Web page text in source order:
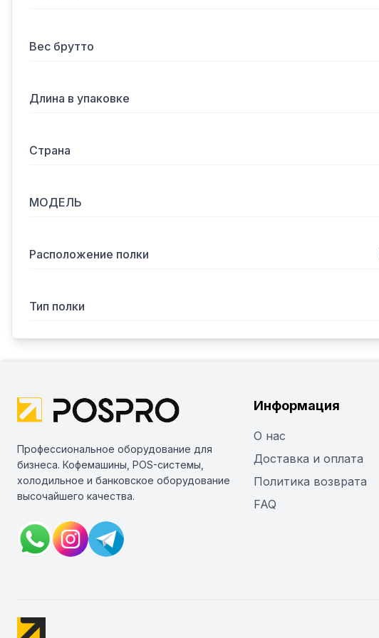
Вес брутто
Длина в упаковке
Страна
МОДЕЛЬ
Расположение полки
Тип полки
Профессиональное оборудование для
бизнеса. Кофемашины, POS-системы,
холодильное и банковское оборудование
высочайшего качества.
Информация
О нас
Доставка и оплата
Политика возврата
FAQ